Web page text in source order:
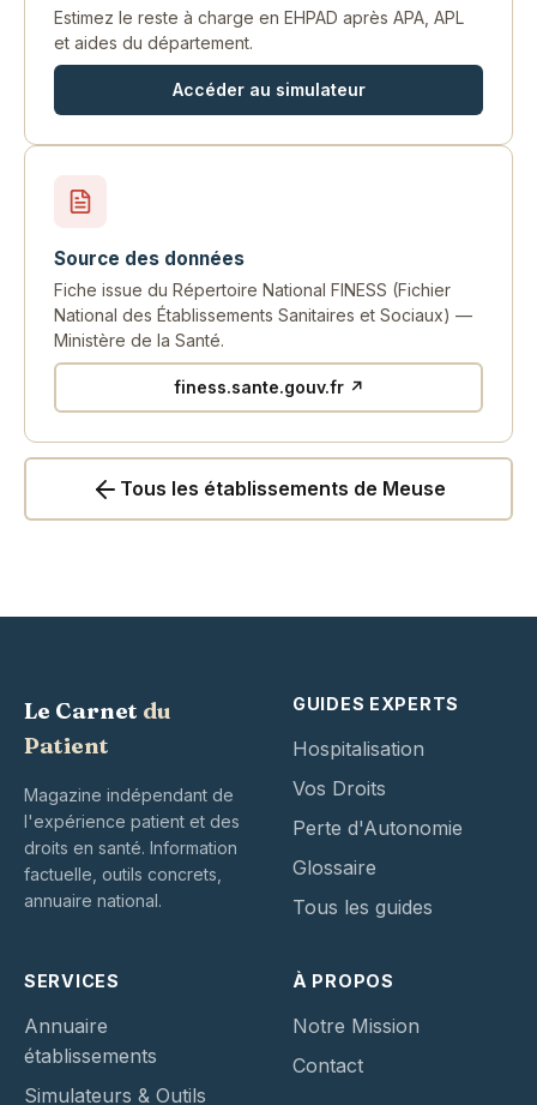
Estimez le reste à charge en EHPAD après APA, APL
et aides du département.
Accéder au simulateur
Source des données
Fiche issue du Répertoire National FINESS (Fichier
National des Établissements Sanitaires et Sociaux) —
Ministère de la Santé.
finess.sante.gouv.fr ↗
Tous les établissements de Meuse
Le Carnet du
Patient
Magazine indépendant de
l'expérience patient et des
droits en santé. Information
factuelle, outils concrets,
annuaire national.
GUIDES EXPERTS
Hospitalisation
Vos Droits
Perte d'Autonomie
Glossaire
Tous les guides
SERVICES
Annuaire
établissements
Simulateurs & Outils
À PROPOS
Notre Mission
Contact